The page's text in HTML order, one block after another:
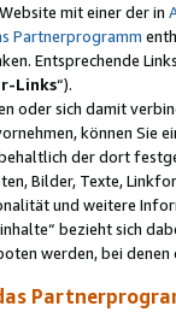
mit einer der in
Partnerprogramm
Entsprechende
Links“).
oder sich damit
können Sie
der dort
Bilder, Texte,
und weitere
bezieht sich
werden, bei